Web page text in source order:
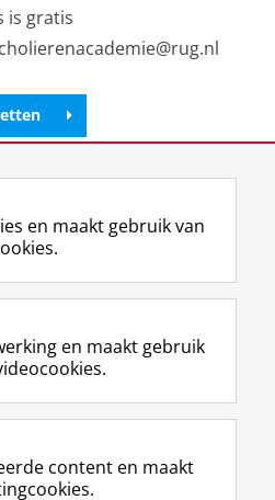
is gratis
2026 11:35
F
a
e
b
o
p
a
L
i
k
e
I
-
p
R
S
-
f
e
R
I
n
t
r
m
Y
o
T
e
k
en maakt gebruik van
en maakt gebruik
content en maakt